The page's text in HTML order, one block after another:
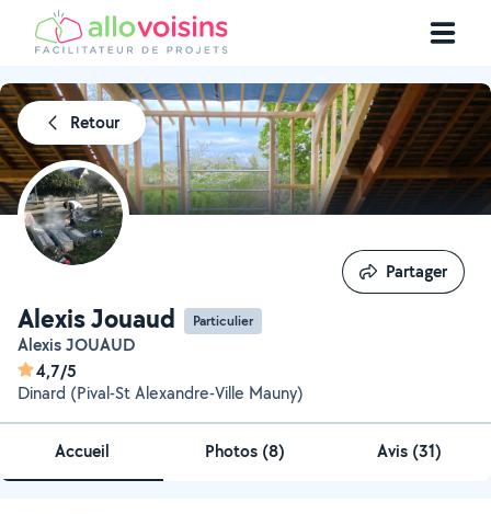
Retour
Alexis Jouaud Particulier
Alexis JOUAUD
4,7/5
Dinard (Pival-St Alexandre-Ville Mauny)
Partager
Partager
Accueil Photos (8) Avis (31)